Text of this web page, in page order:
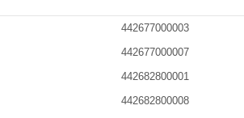
442677000003
442677000007
442682800001
442682800008